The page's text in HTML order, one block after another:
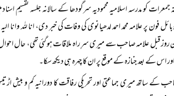
جمعرات کو مدرسہ اسلامیہ محمودیہ سرگودھا کے سالانہ جلسہ تقسیمِ
فون پر علامہ محمد احمد لدھیانوی کی وفات کی خبر دی، انا للہ وانا
روز قبل علامہ صاحب سے میری سرِ راہ ملاقات ہو گئی تھی، حال
اس کے بعد جنازہ کے موقع پر ان کا چہرہ ہی دیکھ سکا۔
کے ساتھ میری جماعتی اور تحریکی رفاقت کا دورانیہ کم و